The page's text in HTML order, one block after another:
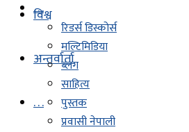
विश्व
अन्तर्वार्ता
. . .
. . .
रिडर्स डिस्कोर्स
मल्टिमिडिया
ब्लग
साहित्य
पुस्तक
प्रवासी नेपाली